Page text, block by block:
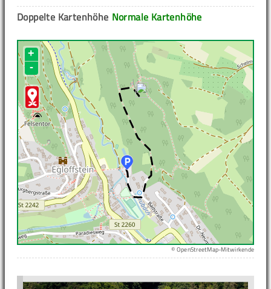
Normale Kartenhöhe
Doppelte Kartenhöhe
+
-
© OpenStreetMap-Mitwirkende